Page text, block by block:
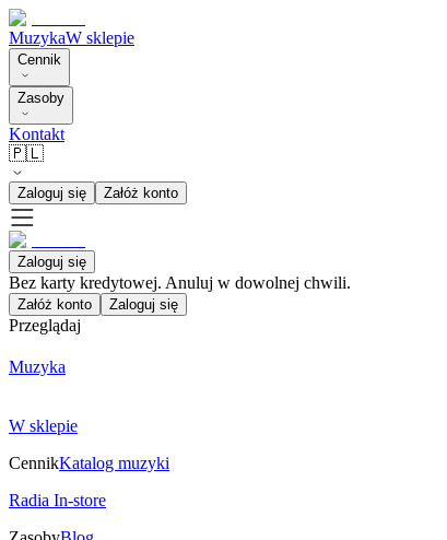
MuzykaW sklepie
Cennik
Zasoby
Kontakt
🇵🇱
Zaloguj się Załóż konto
Zaloguj się
Bez karty kredytowej. Anuluj w dowolnej chwili.
Załóż konto Zaloguj się
Przeglądaj
Muzyka
W sklepie
CennikKatalog muzyki
Radia In-store